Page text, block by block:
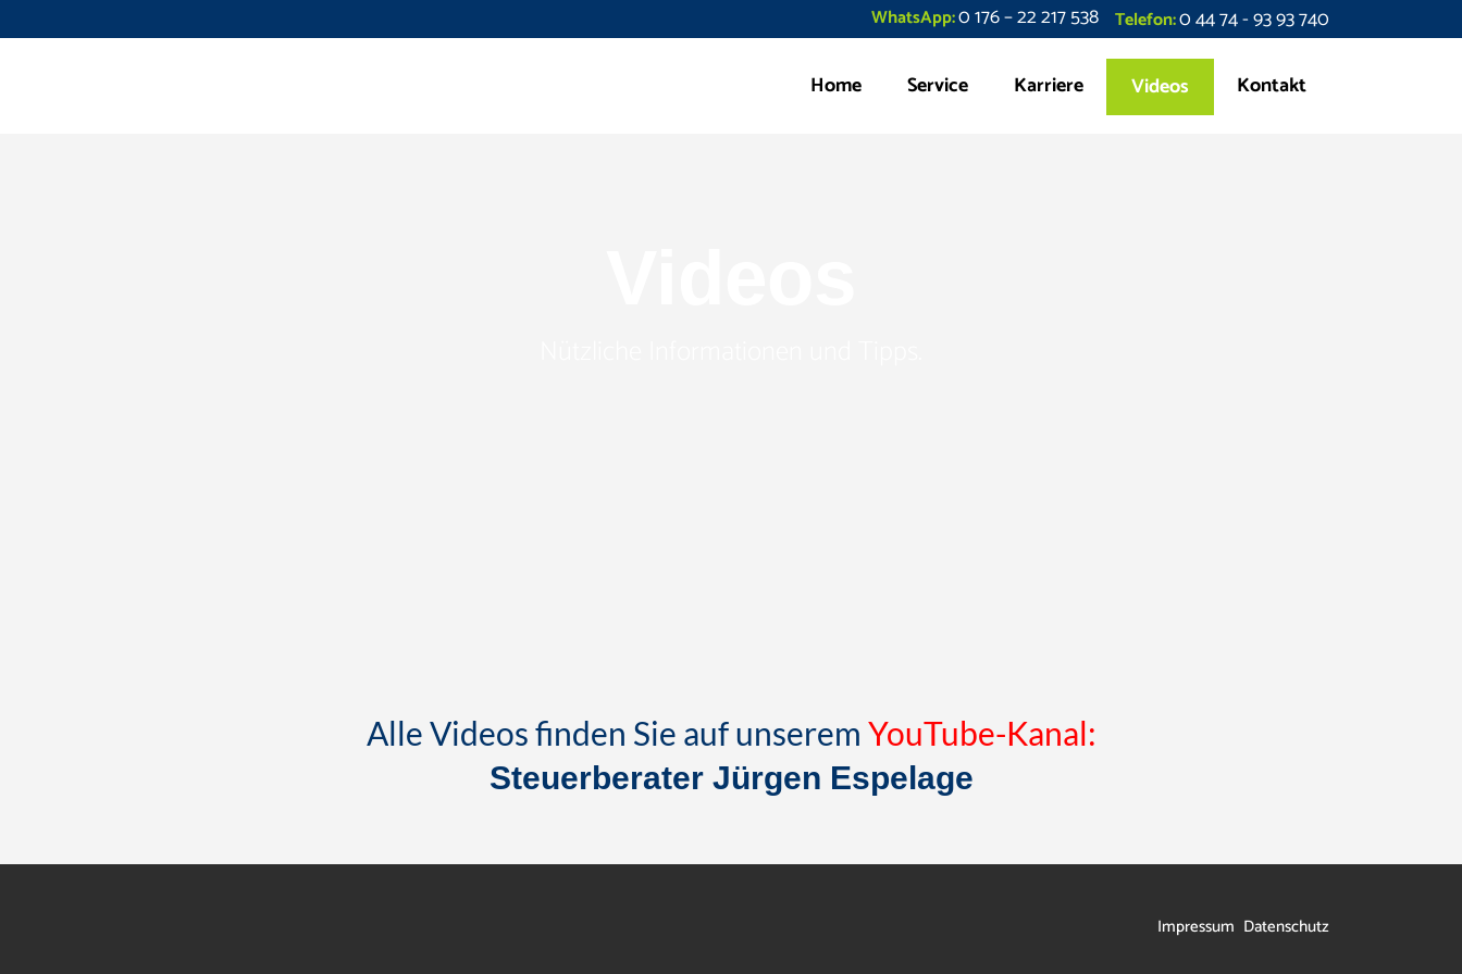
WhatsApp:0 176 – 22 217 538 Telefon:0 44 74 - 93 93 740
Home Service Karriere Videos Kontakt
Alle Videos finden Sie auf unserem YouTube-Kanal:
Steuerberater Jürgen Espelage
Impressum Datenschutz